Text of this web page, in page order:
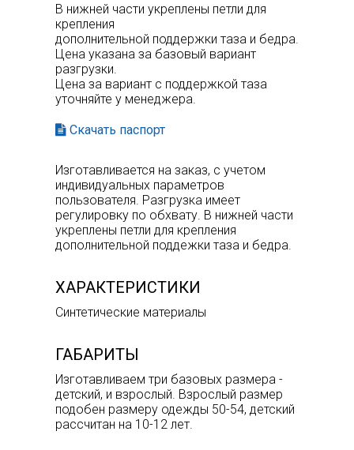
В нижней части укреплены петли для
крепления
дополнительной поддержки таза и бедра.
Цена указана за базовый вариант
разгрузки.
Цена за вариант с поддержкой таза
уточняйте у менеджера.
Скачать паспорт
Изготавливается на заказ, с учетом
индивидуальных параметров
пользователя. Разгрузка имеет
регулировку по обхвату. В нижней части
укреплены петли для крепления
дополнительной поддежки таза и бедра.
ХАРАКТЕРИСТИКИ
Синтетические материалы
ГАБАРИТЫ
Изготавливаем три базовых размера -
детский, и взрослый. Взрослый размер
подобен размеру одежды 50-54, детский
рассчитан на 10-12 лет.